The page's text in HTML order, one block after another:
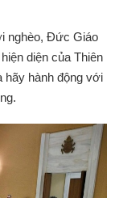
nghèo, Đức Giáo
diện của Thiên
hãy hành động với